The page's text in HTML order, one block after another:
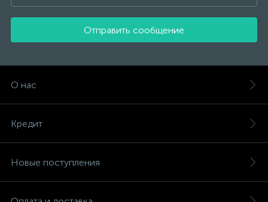
Отправить сообщение
О нас
Кредит
Новые поступления